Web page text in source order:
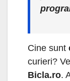
Cine sunt
curieri?
Bicla.ro.